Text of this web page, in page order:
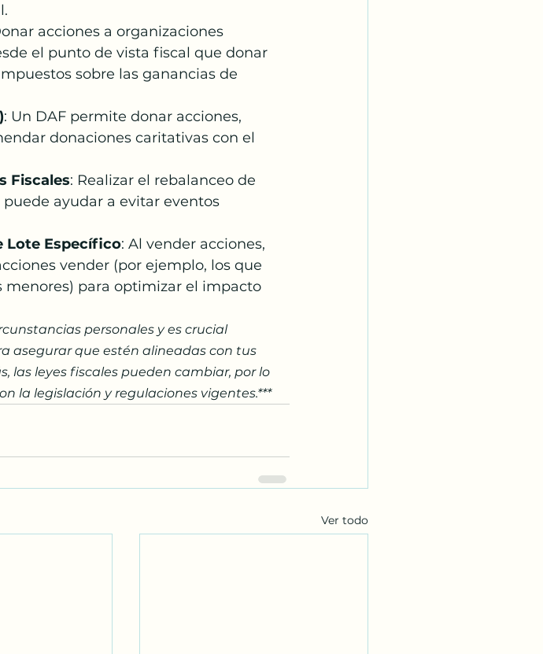
acciones a organizaciones
el punto de vista fiscal que donar
sobre las ganancias de
: Un DAF permite donar acciones,
donaciones caritativas con el
Fiscales: Realizar el rebalanceo de
ayudar a evitar eventos
Lote Específico: Al vender acciones,
vender (por ejemplo, los que
para optimizar el impacto
personales y es crucial
asegurar que estén alineadas con tus
las leyes fiscales pueden cambiar, por lo
la legislación y regulaciones vigentes.***
Ver todo